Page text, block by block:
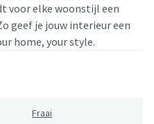
voor elke woonstijl een
geef je jouw interieur een
home, your style.
Fraai